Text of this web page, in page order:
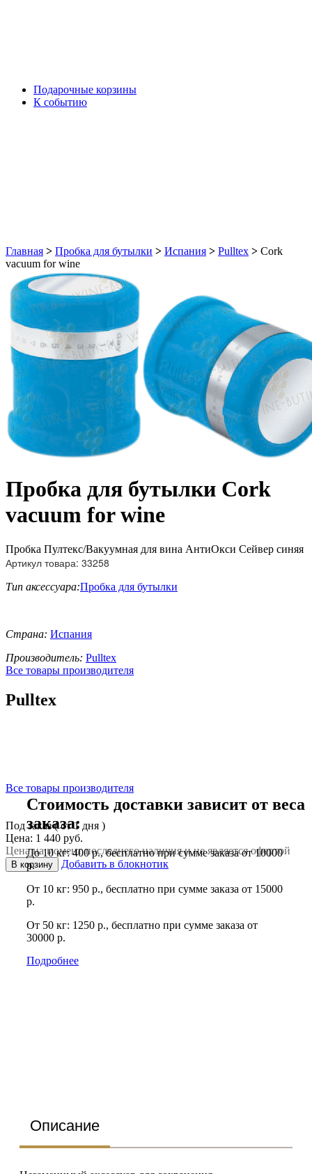
Подарочные корзины
К событию
Главная > Пробка для бутылки > Испания > Pulltex > Cork
vacuum for wine
Пробка для бутылки Cork
vacuum for wine
Пробка Пултекс/Вакуумная для вина АнтиОкси Сейвер синяя
Артикул товара: 33258
Тип аксессуара:Пробка для бутылки
Страна: Испания
Производитель: Pulltex
Все товары производителя
Pulltex
Все товары производителя
Под заказ ( от 1 дня )
Цена: 1 440 руб.
Цена на момент последнего наличия и не является офертой
В корзину Добавить в блокнотик
Стоимость доставки зависит от веса
заказа:
До 10 кг: 400 р., бесплатно при сумме заказа от 10000
р.
От 10 кг: 950 р., бесплатно при сумме заказа от 15000
р.
От 50 кг: 1250 р., бесплатно при сумме заказа от
30000 р.
Подробнее
Описание